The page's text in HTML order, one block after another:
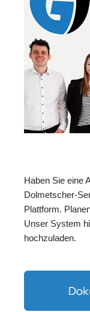
Haben Sie eine
Dolmetscher-
Plattform.
Unser System
hochzuladen.